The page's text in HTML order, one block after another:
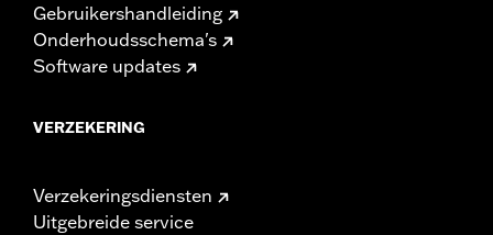
Gebruikershandleiding
Onderhoudsschema's
Software updates
VERZEKERING
Verzekeringsdiensten
Uitgebreide service